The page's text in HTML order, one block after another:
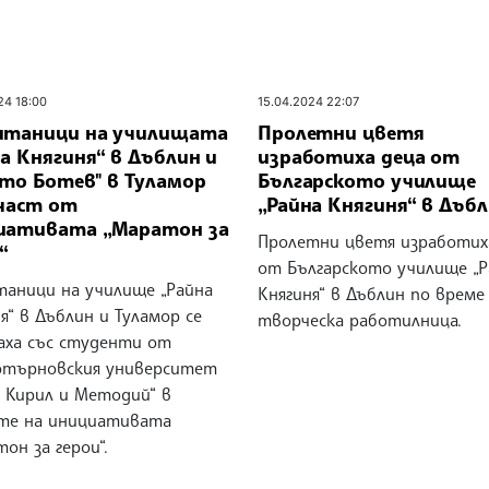
18:00
на училищата
Княгиня“ в Дъблин и
Ботев" в Туламор
от
„Маратон за
на училище „Райна
в Дъблин и Туламор се
със студенти от
университет
Кирил и Методий“ в
на инициативата
за герои“.
15.04.2024 22:07
Пролетни цветя
изработиха деца от
Българското училище
„Райна Княгиня“ в
Пролетни цветя
от Българското училище
Княгиня“ в Дъблин по време
творческа работилница.